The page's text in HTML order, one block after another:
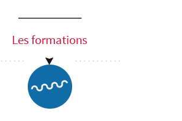
Les formations